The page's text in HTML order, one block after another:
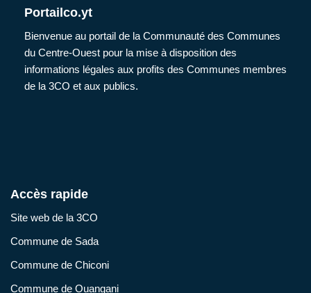
Portailco.yt
Bienvenue au portail de la Communauté des Communes
du Centre-Ouest pour la mise à disposition des
informations légales aux profits des Communes membres
de la 3CO et aux publics.
Accès rapide
Site web de la 3CO
Commune de Sada
Commune de Chiconi
Commune de Ouangani